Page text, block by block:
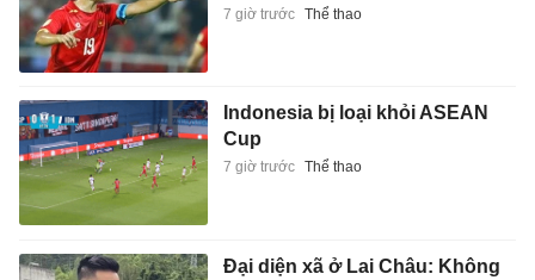
7 giờ trước Thể thao
Indonesia bị loại khỏi ASEAN
Cup
7 giờ trước Thể thao
Đại diện xã ở Lai Châu: Không